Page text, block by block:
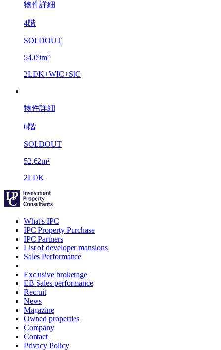
物件詳細
4階
SOLDOUT
54.09m²
2LDK+WIC+SIC
物件詳細
6階
SOLDOUT
52.62m²
2LDK
What's IPC
IPC Property Purchase
IPC Partners
List of developer mansions
Sales Performance
Exclusive brokerage
EB Sales performance
Recruit
News
Magazine
Owned properties
Company
Contact
Privacy Policy